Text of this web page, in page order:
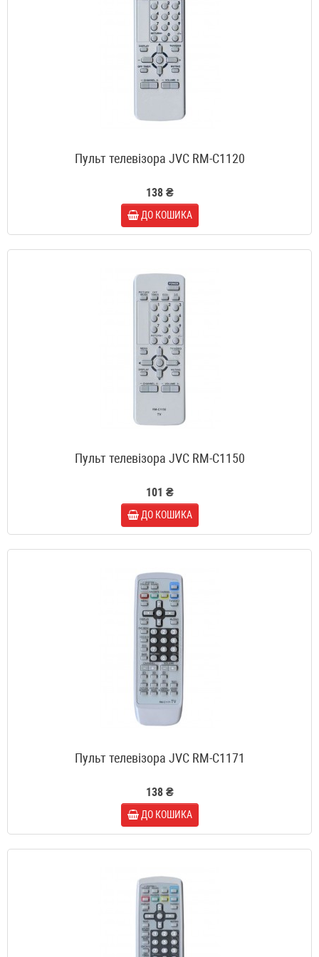
Пульт телевізора JVC RM-C1120
138 ₴
ДО КОШИКА
Пульт телевізора JVC RM-C1150
101 ₴
ДО КОШИКА
Пульт телевізора JVC RM-C1171
138 ₴
ДО КОШИКА